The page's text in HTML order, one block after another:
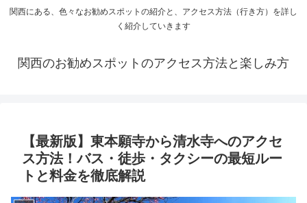
関西にある、色々なお勧めスポットの紹介と、アクセス方法（行き方）を詳し
く紹介していきます
関西のお勧めスポットのアクセス方法と楽しみ方
【最新版】東本願寺から清水寺へのアクセ
ス方法！バス・徒歩・タクシーの最短ルー
トと料金を徹底解説